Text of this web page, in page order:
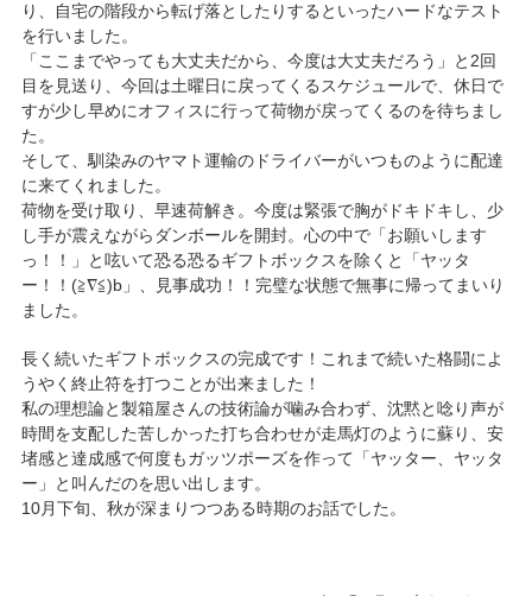
り、自宅の階段から転げ落としたりするといったハードなテスト
を行いました。
「ここまでやっても大丈夫だから、今度は大丈夫だろう」と2回
目を見送り、今回は土曜日に戻ってくるスケジュールで、休日で
すが少し早めにオフィスに行って荷物が戻ってくるのを待ちまし
た。
そして、馴染みのヤマト運輸のドライバーがいつものように配達
に来てくれました。
荷物を受け取り、早速荷解き。今度は緊張で胸がドキドキし、少
し手が震えながらダンボールを開封。心の中で「お願いします
っ！！」と呟いて恐る恐るギフトボックスを除くと「ヤッタ
ー！！(≧∇≦)b」、見事成功！！完璧な状態で無事に帰ってまいり
ました。
長く続いたギフトボックスの完成です！これまで続いた格闘によ
うやく終止符を打つことが出来ました！
私の理想論と製箱屋さんの技術論が噛み合わず、沈黙と唸り声が
時間を支配した苦しかった打ち合わせが走馬灯のように蘇り、安
堵感と達成感で何度もガッツポーズを作って「ヤッター、ヤッタ
ー」と叫んだのを思い出します。
10月下旬、秋が深まりつつある時期のお話でした。